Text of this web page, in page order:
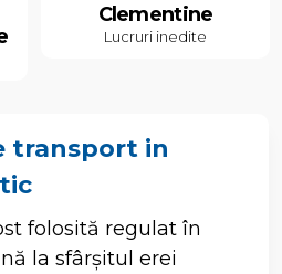
Clementine
Lucruri inedite
transport in
folosită regulat în
la sfârșitul erei